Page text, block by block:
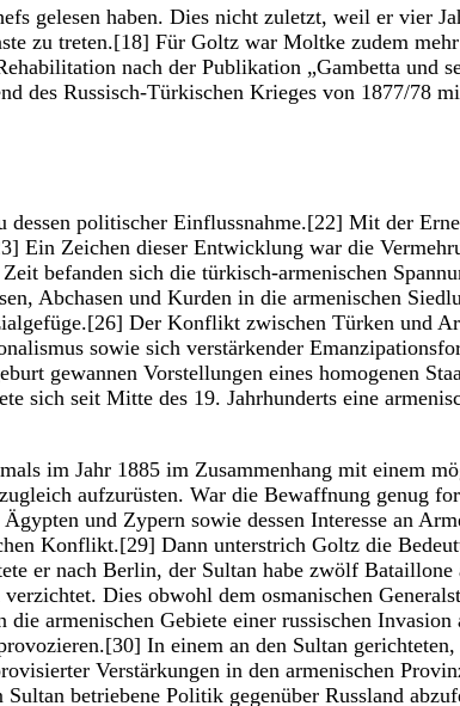
gelesen haben. Dies nicht zuletzt, weil er vier
zu treten.[18] Für Goltz war Moltke zudem
nach der Publikation „Gambetta und
des Russisch-Türkischen Krieges von 1877/78
dessen politischer Einflussnahme.[22] Mit der
Ein Zeichen dieser Entwicklung war die
befanden sich die türkisch-armenischen
Abchasen und Kurden in die armenischen
Der Konflikt zwischen Türken und
sowie sich verstärkender
gewannen Vorstellungen eines homogenen
sich seit Mitte des 19. Jahrhunderts eine
im Jahr 1885 im Zusammenhang mit einem
aufzurüsten. War die Bewaffnung genug
und Zypern sowie dessen Interesse an
Konflikt.[29] Dann unterstrich Goltz die
er nach Berlin, der Sultan habe zwölf Bataillone
Dies obwohl dem osmanischen
armenischen Gebiete einer russischen Invasion
In einem an den Sultan gerichteten,
Verstärkungen in den armenischen
betriebene Politik gegenüber Russland